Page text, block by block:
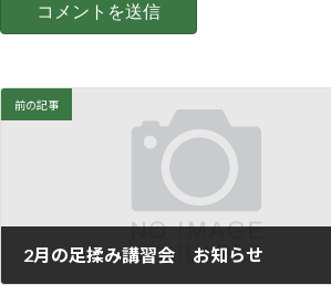
前の記事
2月の足揉み講習会 お知らせ